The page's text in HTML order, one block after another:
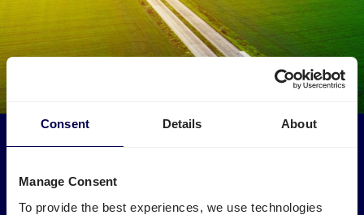
Consent Details About
Manage Consent
To provide the best experiences, we use technologies
vrachtwagens die anders leeg of halfleeg zouden rijden.